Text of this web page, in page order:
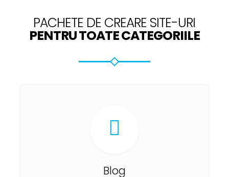
PACHETE DE CREARE SITE-URI
PENTRU TOATE CATEGORIILE
Blog